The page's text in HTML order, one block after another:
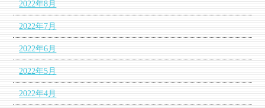
2022年8月
2022年7月
2022年6月
2022年5月
2022年4月